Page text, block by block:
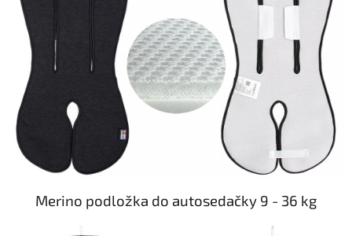
Merino podložka do autosedačky 9 - 36 kg